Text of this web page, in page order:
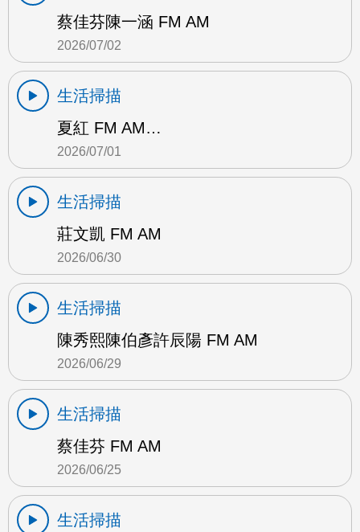
蔡佳芬陳一涵 FM AM
2026/07/02
生活掃描
夏紅 FM AM…
2026/07/01
生活掃描
莊文凱 FM AM
2026/06/30
生活掃描
陳秀熙陳伯彥許辰陽 FM AM
2026/06/29
生活掃描
蔡佳芬 FM AM
2026/06/25
生活掃描